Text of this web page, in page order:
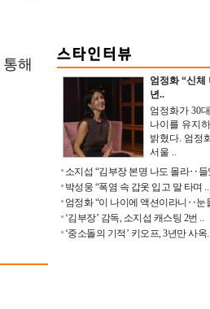
해
엄정화 “신체
년..
엄정화가 30
나이를 유지
밝혔다. 엄정
서울 ..
소지섭 “김부장 본명 나도 몰라‥들
박성웅 “폭염 속 갑옷 입고 말 타며 ..
엄정화 “이 나이에 액션이라니‥눈
‘김부장’ 감독, 소지섭 캐스팅 2번 ..
‘중소돌의 기적’ 키오프, 3년만 사옥..